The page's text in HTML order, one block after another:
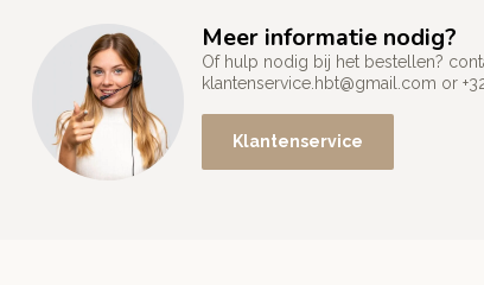
Meer informatie nodig?
Of hulp nodig bij het bestellen?
klantenservice.hbt@gmail.com or
Klantenservice